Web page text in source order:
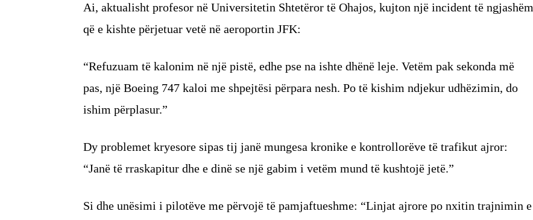
Ai, aktualisht profesor në Universitetin Shtetëror të Ohajos, kujton një incident të ngjashëm
që e kishte përjetuar vetë në aeroportin JFK:
“Refuzuam të kalonim në një pistë, edhe pse na ishte dhënë leje. Vetëm pak sekonda më
pas, një Boeing 747 kaloi me shpejtësi përpara nesh. Po të kishim ndjekur udhëzimin, do
ishim përplasur.”
Dy problemet kryesore sipas tij janë mungesa kronike e kontrollorëve të trafikut ajror:
“Janë të rraskapitur dhe e dinë se një gabim i vetëm mund të kushtojë jetë.”
Si dhe unësimi i pilotëve me përvojë të pamjaftueshme: “Linjat ajrore po nxitin trajnimin e